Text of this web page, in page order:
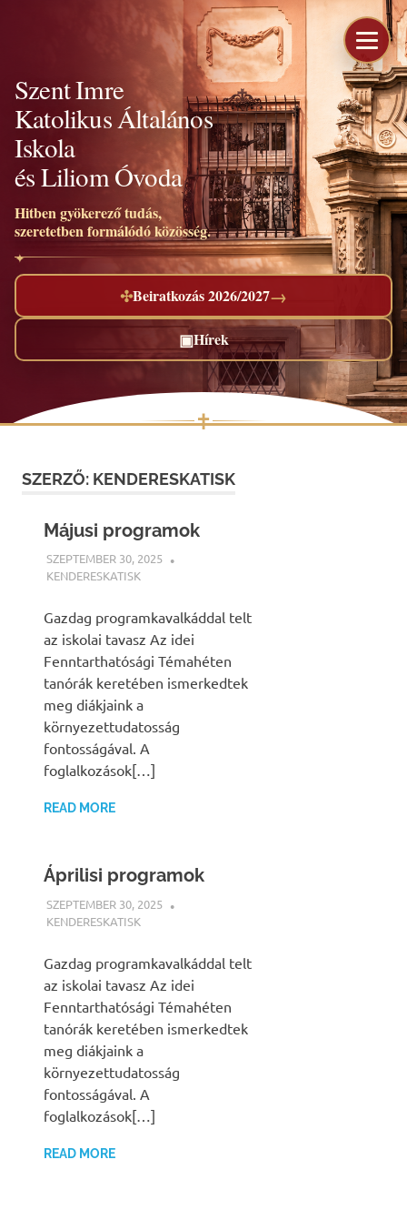
Szent Imre
Katolikus Általános
Iskola
és Liliom Óvoda
Hitben gyökerező tudás,
szeretetben formálódó közösség.
✣Beiratkozás 2026/2027→
▣Hírek
✝
content
SZERZŐ: KENDERESKATISK
Májusi programok
SZEPTEMBER 30, 2025
KENDERESKATISKHÍREK
Gazdag programkavalkáddal telt
az iskolai tavasz Az idei
Fenntarthatósági Témahéten
tanórák keretében ismerkedtek
meg diákjaink a
környezettudatosság
fontosságával. A
foglalkozások[…]
READ MORE
Áprilisi programok
SZEPTEMBER 30, 2025
KENDERESKATISKHÍREK
Gazdag programkavalkáddal telt
az iskolai tavasz Az idei
Fenntarthatósági Témahéten
tanórák keretében ismerkedtek
meg diákjaink a
környezettudatosság
fontosságával. A
foglalkozások[…]
READ MORE